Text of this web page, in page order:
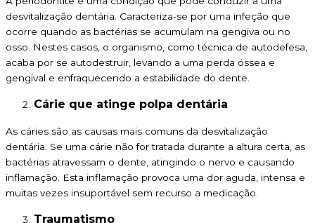
desvitalização dentária. Caracteriza-se por uma infeção que
ocorre quando as bactérias se acumulam na gengiva ou no
osso. Nestes casos, o organismo, como técnica de autodefesa,
acaba por se autodestruir, levando a uma perda óssea e
gengival e enfraquecendo a estabilidade do dente.
Cárie que atinge polpa dentária
As cáries são as causas mais comuns da desvitalização
dentária. Se uma cárie não for tratada durante a altura certa, as
bactérias atravessam o dente, atingindo o nervo e causando
inflamação. Esta inflamação provoca uma dor aguda, intensa e
muitas vezes insuportável sem recurso a medicação.
Traumatismo